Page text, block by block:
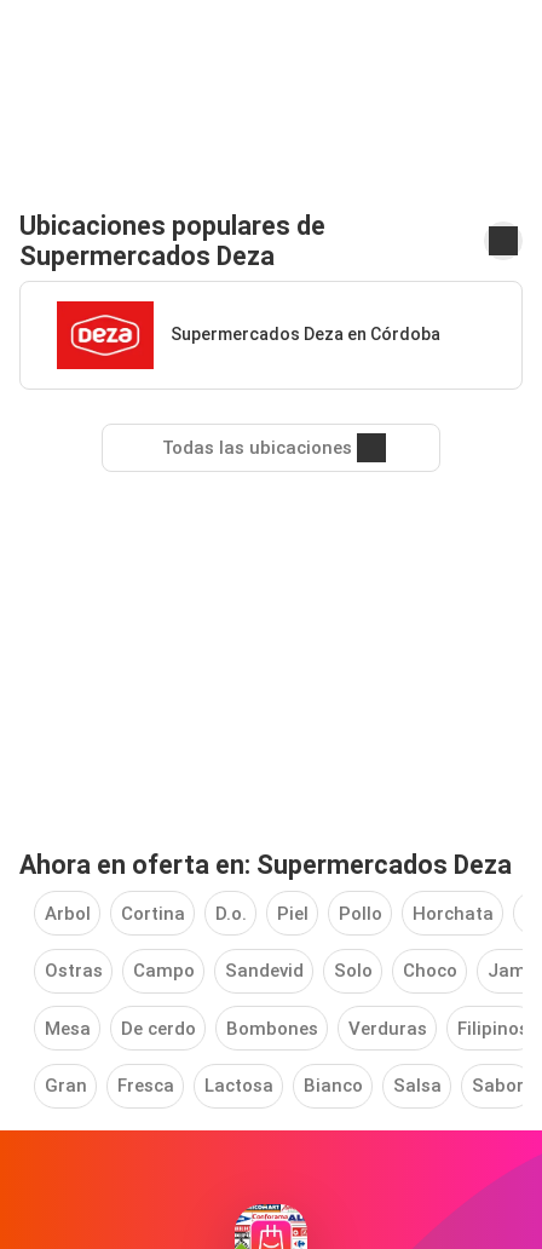
Ubicaciones populares de
Supermercados Deza
Supermercados Deza en Córdoba
Todas las ubicaciones
Ahora en oferta en: Supermercados Deza
Arbol Cortina D.o. Piel Pollo Horchata
Ostras Campo Sandevid Solo Choco
Mesa De cerdo Bombones Verduras Filipinos
Gran Fresca Lactosa Bianco Salsa Sabor